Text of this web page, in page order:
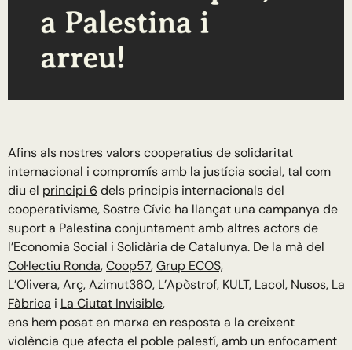
Afins als nostres valors cooperatius de solidaritat
internacional i compromís amb la justícia social, tal com
diu el principi 6 dels principis internacionals del
cooperativisme, Sostre Cívic ha llançat una campanya de
suport a Palestina conjuntament amb altres actors de
l’Economia Social i Solidària de Catalunya. De la mà del
Col·lectiu Ronda,Coop57,Grup ECOS,
L’Olivera,Arç,Azimut360, L’Apòstrof, KULT, Lacol, Nusos, La
Fàbrica i La Ciutat Invisible,
ens hem posat en marxa en resposta a la creixent
violència que afecta el poble palestí, amb un enfocament